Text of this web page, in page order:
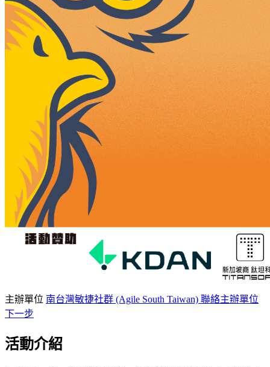
主辦單位 南台灣敏捷社群 (Agile South Taiwan) 聯絡主辦單位
下一步
活動介紹